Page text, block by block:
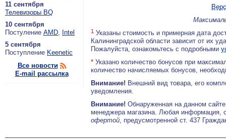
11 сентября
Теле­ви­зо­ры BQ
10 сентября
По­сту­ле­ние AMD, Intel
5 сентября
По­ступ­ле­ние Keenetic
Все новости
E-mail рассылка
1 Указаны стоимость и примерная дата
Калининградской области зависит от их
Пожалуйста, ознакомьтесь с подробными
* Указано количество бонусов при
количество начисляемых бонусов,
Внимание! Внешний вид товара, его
уведомления.
Внимание! Обнаруженная на данном
менеджера магазина. Любая информация,
офертой, предусмотренной ст. 437